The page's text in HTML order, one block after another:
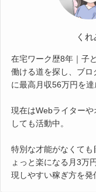
くれ
在宅ワーク歴8年｜子
働ける道を探し、ブロ
に最高月収56万円を達
現在はWebライターや
しても活動中。
特別な才能がなくても
ょっと楽になる月3万
現しやすい稼ぎ方を発